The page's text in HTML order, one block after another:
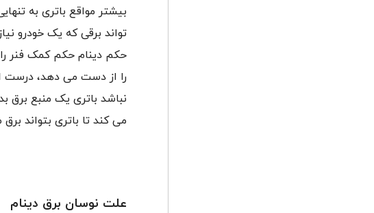
بیشتر مواقع باتری به
تواند برقی که یک خودرو
حکم دینام حکم کمک فنر را
را از دست می دهد، درست
نباشد باتری یک منبع برق
می کند تا باتری بتواند
علت نوسان برق دینام